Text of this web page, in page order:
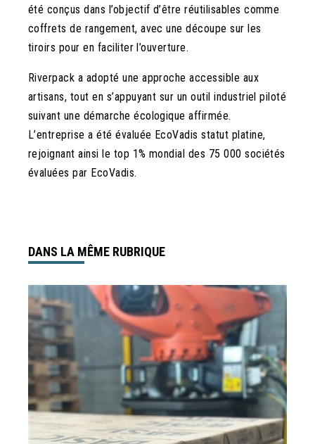
été conçus dans l’objectif d’être réutilisables comme
coffrets de rangement, avec une découpe sur les
tiroirs pour en faciliter l’ouverture.
Riverpack a adopté une approche accessible aux
artisans, tout en s’appuyant sur un outil industriel piloté
suivant une démarche écologique affirmée.
L’entreprise a été évaluée EcoVadis statut platine,
rejoignant ainsi le top 1% mondial des 75 000 sociétés
évaluées par EcoVadis.
DANS LA MÊME RUBRIQUE